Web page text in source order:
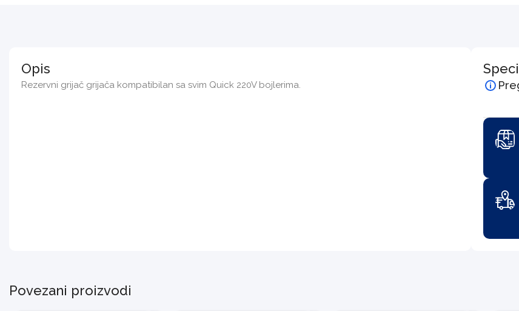
Opis
Rezervni grijač grijača kompatibilan sa svim Quick 220V bojlerima.
Povezani proizvodi